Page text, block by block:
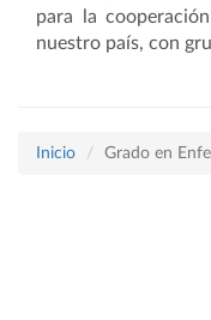
para la
nuestro país, con
Inicio Grado en